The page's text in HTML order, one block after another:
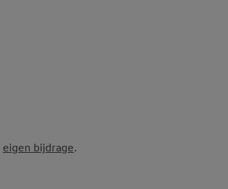
eigen bijdrage.